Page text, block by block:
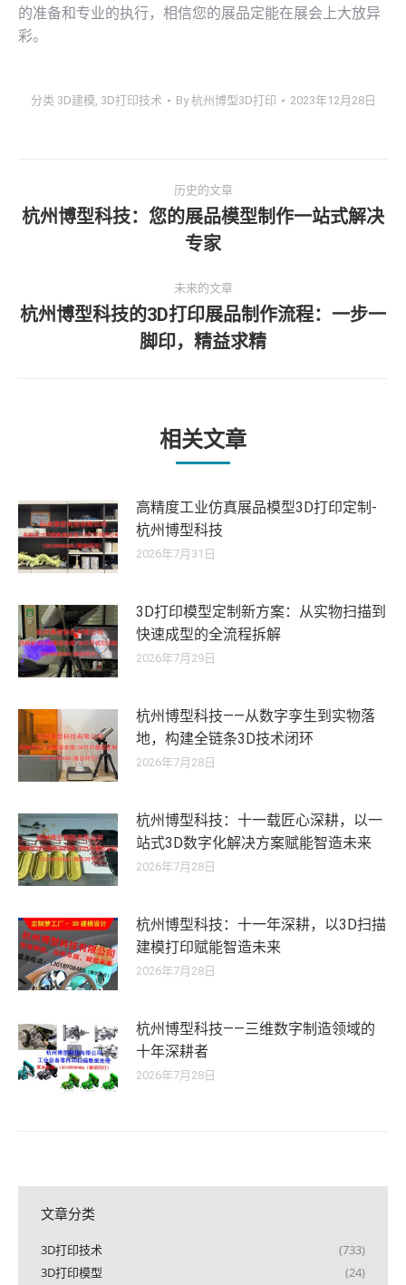
的准备和专业的执行，相信您的展品定能在展会上大放异
彩。
分类 3D建模 3D打印技术 By杭州博型3D打印 2023年12月28日
章
航
历史的文章
历
史
文
章：
杭州博型科技：您的展品模型制作一站式解决
专家
未来的文章
未
来
杭州博型科技的3D打印展品制作流程：一步一
脚印，精益求精
相关文章
高精度工业仿真展品模型3D打印定制-
杭州博型科技
2026年7月31日
3D打印模型定制新方案：从实物扫描到
快速成型的全流程拆解
2026年7月29日
杭州博型科技——从数字孪生到实物落
地，构建全链条3D技术闭环
2026年7月28日
杭州博型科技：十一载匠心深耕，以一
站式3D数字化解决方案赋能智造未来
2026年7月28日
杭州博型科技：十一年深耕，以3D扫描
建模打印赋能智造未来
2026年7月28日
杭州博型科技——三维数字制造领域的
十年深耕者
2026年7月28日
文章分类
3D打印技术
(733)
3D打印模型
(24)